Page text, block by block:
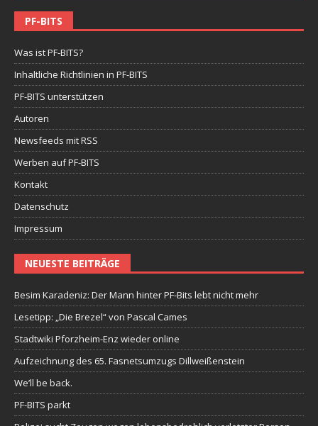
PF-BITS
Was ist PF-BITS?
Inhaltliche Richtlinien in PF-BITS
PF-BITS unterstützen
Autoren
Newsfeeds mit RSS
Werben auf PF-BITS
Kontakt
Datenschutz
Impressum
NEUESTE BEITRÄGE
Besim Karadeniz: Der Mann hinter PF-Bits lebt nicht mehr
Lesetipp: „Die Brezel“ von Pascal Cames
Stadtwiki Pforzheim-Enz wieder online
Aufzeichnung des 65. Fasnetsumzugs Dillweißenstein
We’ll be back.
PF-BITS parkt